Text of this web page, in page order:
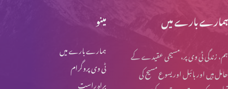
مینو
ہمارے بارے میں
ٹی وی پروگرام
براہ راست
ہمارے بارے میں
ہم، زندگی ٹی وی پر، مسیحی عقیدے کے
حامل ہیں اور بائبل اور یسوع مسیح کی